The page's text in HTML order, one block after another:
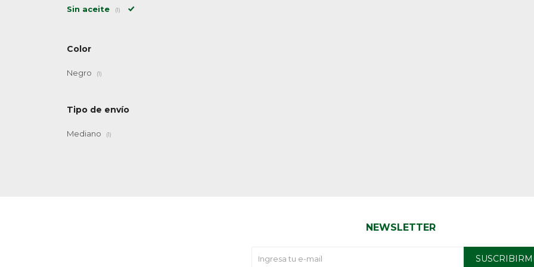
Sin aceite (1)
Color
Negro (1)
Tipo de envío
Mediano (1)
NEWSLETTER